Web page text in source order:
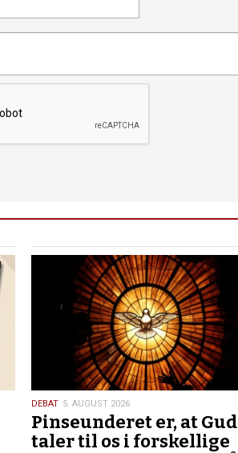
5.
august
2026
DEBAT 5. AUGUST 2026
Pinseunderet er, at Gud
taler til os i forskellige